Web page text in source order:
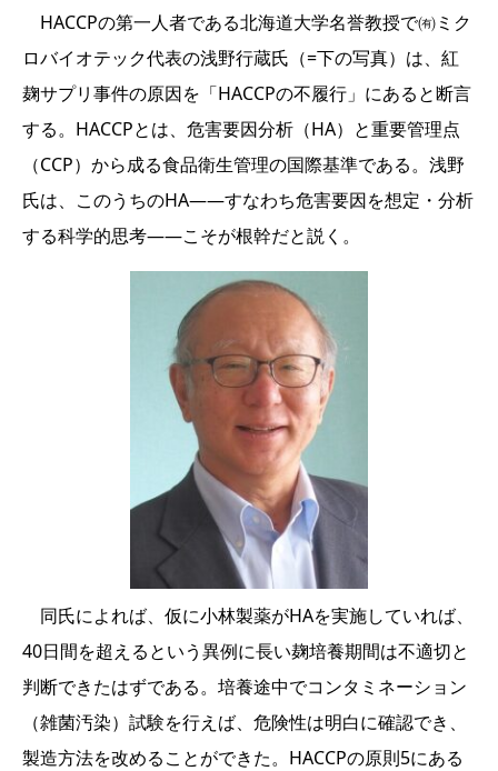
HACCPの第一人者である北海道大学名誉教授で㈲ミク
ロバイオテック代表の浅野行蔵氏（=下の写真）は、紅
麹サプリ事件の原因を「HACCPの不履行」にあると断言
する。HACCPとは、危害要因分析（HA）と重要管理点
（CCP）から成る食品衛生管理の国際基準である。浅野
氏は、このうちのHA――すなわち危害要因を想定・分析
する科学的思考――こそが根幹だと説く。
同氏によれば、仮に小林製薬がHAを実施していれば、
40日間を超えるという異例に長い麹培養期間は不適切と
判断できたはずである。培養途中でコンタミネーション
（雑菌汚染）試験を行えば、危険性は明白に確認でき、
製造方法を改めることができた。HACCPの原則5にある